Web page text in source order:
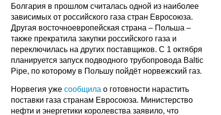
Болгария в прошлом считалась одной из наиболее
зависимых от российского газа стран Евросоюза.
Другая восточноевропейская страна – Польша –
также прекратила закупки российского газа и
переключилась на других поставщиков. С 1 октября
планируется запуск подводного трубопровода Baltic
Pipe, по которому в Польшу пойдёт норвежский газ.
Норвегия ужесообщила о готовности нарастить
поставки газа странам Евросоюза. Министерство
нефти и энергетики королевства заявило, что